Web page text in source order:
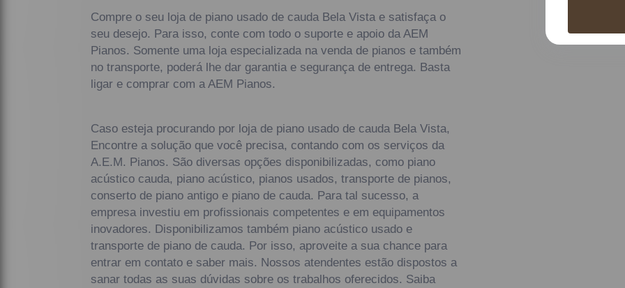
Compre o seu loja de piano usado de cauda Bela Vista e satisfaça o
seu desejo. Para isso, conte com todo o suporte e apoio da AEM
Pianos. Somente uma loja especializada na venda de pianos e também
no transporte, poderá lhe dar garantia e segurança de entrega. Basta
ligar e comprar com a AEM Pianos.
Caso esteja procurando por loja de piano usado de cauda Bela Vista,
Encontre a solução que você precisa, contando com os serviços da
A.E.M. Pianos. São diversas opções disponibilizadas, como piano
acústico cauda, piano acústico, pianos usados, transporte de pianos,
conserto de piano antigo e piano de cauda. Para tal sucesso, a
empresa investiu em profissionais competentes e em equipamentos
inovadores. Disponibilizamos também piano acústico usado e
transporte de piano de cauda. Por isso, aproveite a sua chance para
entrar em contato e saber mais. Nossos atendentes estão dispostos a
sanar todas as suas dúvidas sobre os trabalhos oferecidos. Saiba